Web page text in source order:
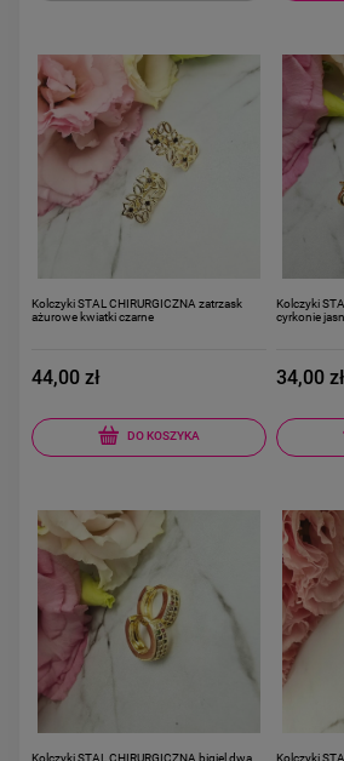
Kolczyki STAL CHIRURGICZNA zatrzask
ażurowe kwiatki czarne
44,00 zł
DO KOSZYKA
Kolczyki
cyrkonie
34,00 zł
Kolczyki STAL CHIRURGICZNA bigiel dwa
Kolczyki